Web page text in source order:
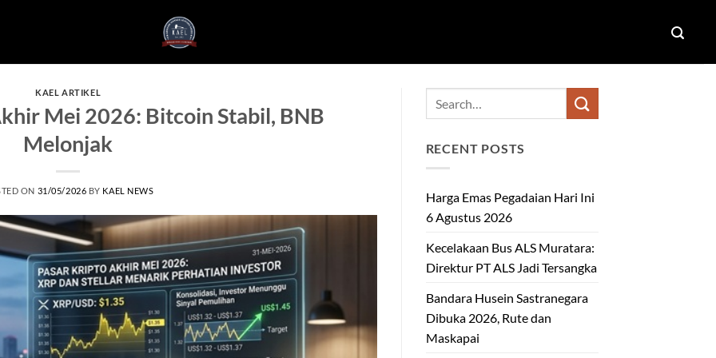
KAEL ARTIKEL
Mei 2026: Bitcoin Stabil, BNB
Melonjak
ON 31/05/2026 BY KAEL NEWS
RECENT POSTS
Harga Emas Pegadaian Hari Ini
6 Agustus 2026
Kecelakaan Bus ALS Muratara:
Direktur PT ALS Jadi Tersangka
Bandara Husein Sastranegara
Dibuka 2026, Rute dan
Maskapai